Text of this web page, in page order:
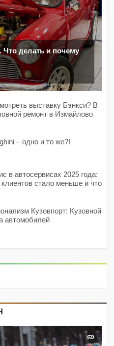
Что делать и почему
выставку Бэнкси? В
ремонт в Измайлово
– одно и то же?!
в автосервисах 2025 года:
стало меньше и что
Кузовпорт: Кузовной
автомобилей